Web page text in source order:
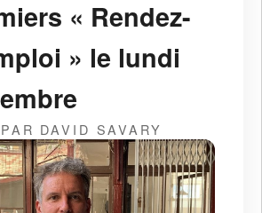
« Rendez-
» le lundi
PAR DAVID SAVARY